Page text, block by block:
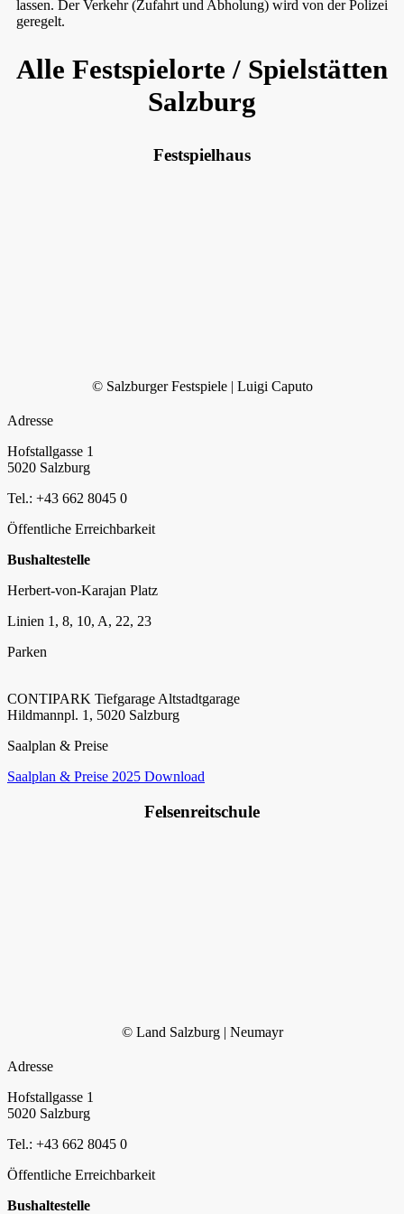
lassen. Der Verkehr (Zufahrt und Abholung) wird von der Polizei
geregelt.
Alle Festspielorte / Spielstätten
Salzburg
Festspielhaus
© Salzburger Festspiele | Luigi Caputo
Adresse
Hofstallgasse 1
5020 Salzburg
Tel.: +43 662 8045 0
Öffentliche Erreichbarkeit
Bushaltestelle
Herbert-von-Karajan Platz
Linien 1, 8, 10, A, 22, 23
Parken
CONTIPARK Tiefgarage Altstadtgarage
Hildmannpl. 1, 5020 Salzburg
Saalplan & Preise
Saalplan & Preise 2025 Download
Felsenreitschule
© Land Salzburg | Neumayr
Adresse
Hofstallgasse 1
5020 Salzburg
Tel.: +43 662 8045 0
Öffentliche Erreichbarkeit
Bushaltestelle